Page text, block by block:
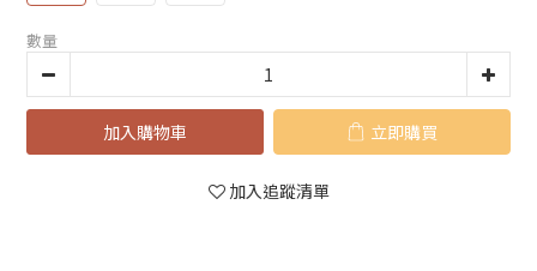
數量
加入購物車 立即購買
加入追蹤清單